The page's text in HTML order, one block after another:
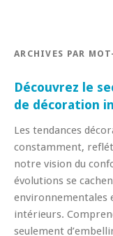
ARCHIVES PAR
Découvrez le
de décoration
Les tendances
constamment,
notre vision du
évolutions se
environnementales
intérieurs.
seulement